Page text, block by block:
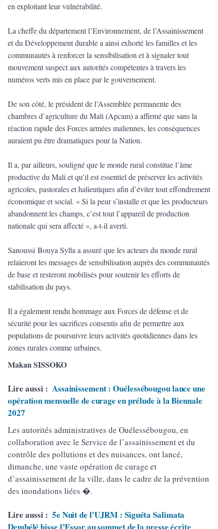
en exploitant leur vulnérabilité.
La cheffe du département l’Environnement, de l’Assainissement
et du Développement durable a ainsi exhorté les familles et les
communautés à renforcer la sensibilisation et à signaler tout
mouvement suspect aux autorités compétentes à travers les
numéros verts mis en place par le gouvernement.
De son côté, le président de l’Assemblée permanente des
chambres d’agriculture du Mali (Apcam) a affirmé que sans la
réaction rapide des Forces armées maliennes, les conséquences
auraient pu être dramatiques pour la Nation.
Il a, par ailleurs, souligné que le monde rural constitue l’âme
productive du Mali et qu’il est essentiel de préserver les activités
agricoles, pastorales et halieutiques afin d’éviter tout effondrement
économique et social. « Si la peur s’installe et que les producteurs
abandonnent les champs, c’est tout l’appareil de production
nationale qui sera affecté », a-t-il averti.
Sanoussi Bouya Sylla a assuré que les acteurs du monde rural
relaieront les messages de sensibilisation auprès des communautés
de base et resteront mobilisés pour soutenir les efforts de
stabilisation du pays.
Il a également rendu hommage aux Forces de défense et de
sécurité pour les sacrifices consentis afin de permettre aux
populations de poursuivre leurs activités quotidiennes dans les
zones rurales comme urbaines.
Makan SISSOKO
Lire aussi : Assainissement : Ouélessébougou lance une
opération mensuelle de curage en prélude à la Biennale
2027
Les autorités administratives de Ouélessébougou, en
collaboration avec le Service de l’assainissement et du
contrôle des pollutions et des nuisances, ont lancé,
dimanche, une vaste opération de curage et
d’assainissement de la ville, dans le cadre de la prévention
des inondations liées �.
Lire aussi : 5e Nuit de l'UJRM : Siguéta Salimata